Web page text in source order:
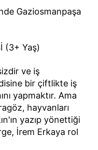
Gaziosmanpaşa
(3+ Yaş)
ve iş
bir çiftlikte iş
yapmaktır. Ama
hayvanları
yazıp yönettiği
İrem Erkaya rol